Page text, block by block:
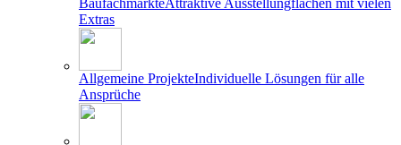
BaufachmärkteAttraktive Ausstellungflächen mit vielen
Extras
Allgemeine ProjekteIndividuelle Lösungen für alle
Ansprüche